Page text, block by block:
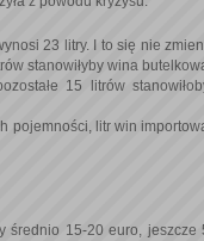
23 litry. I to się nie
stanowiłyby wina
15 litrów
pojemności, litr win
średnio 15-20 euro,